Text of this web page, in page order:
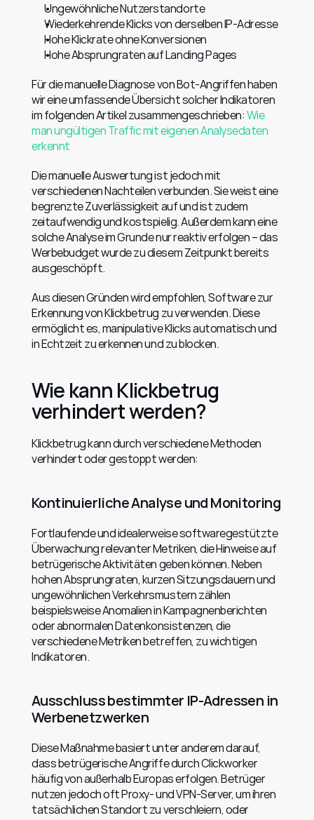
Ungewöhnliche Nutzerstandorte
Wiederkehrende Klicks von derselben IP-Adresse
Hohe Klickrate ohne Konversionen
Hohe Absprungraten auf Landing Pages
Für die manuelle Diagnose von Bot-Angriffen haben
wir eine umfassende Übersicht solcher Indikatoren
im folgenden Artikel zusammengeschrieben: Wie
man ungültigen Traffic mit eigenen Analysedaten
erkennt
Die manuelle Auswertung ist jedoch mit
verschiedenen Nachteilen verbunden. Sie weist eine
begrenzte Zuverlässigkeit auf und ist zudem
zeitaufwendig und kostspielig. Außerdem kann eine
solche Analyse im Grunde nur reaktiv erfolgen – das
Werbebudget wurde zu diesem Zeitpunkt bereits
ausgeschöpft.
Aus diesen Gründen wird empfohlen, Software zur
Erkennung von Klickbetrug zu verwenden. Diese
ermöglicht es, manipulative Klicks automatisch und
in Echtzeit zu erkennen und zu blocken.
Wie kann Klickbetrug
verhindert werden?
Klickbetrug kann durch verschiedene Methoden
verhindert oder gestoppt werden:
Kontinuierliche Analyse und Monitoring
Fortlaufende und idealerweise softwaregestützte
Überwachung relevanter Metriken, die Hinweise auf
betrügerische Aktivitäten geben können. Neben
hohen Absprungraten, kurzen Sitzungsdauern und
ungewöhnlichen Verkehrsmustern zählen
beispielsweise Anomalien in Kampagnenberichten
oder abnormalen Datenkonsistenzen, die
verschiedene Metriken betreffen, zu wichtigen
Indikatoren.
Ausschluss bestimmter IP-Adressen in
Werbenetzwerken
Diese Maßnahme basiert unter anderem darauf,
dass betrügerische Angriffe durch Clickworker
häufig von außerhalb Europas erfolgen. Betrüger
nutzen jedoch oft Proxy- und VPN-Server, um ihren
tatsächlichen Standort zu verschleiern, oder